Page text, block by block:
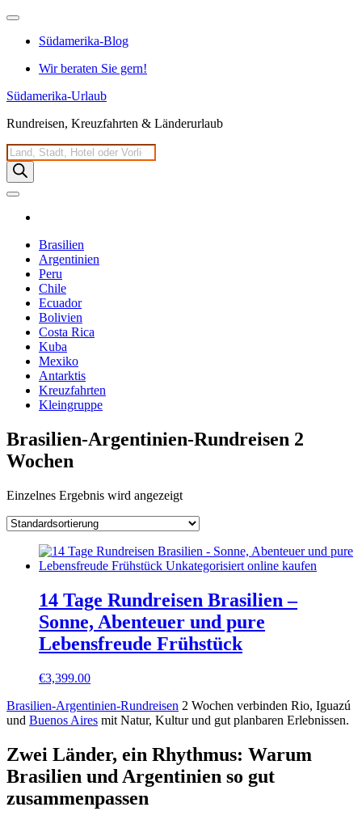
Zum
springenSüdamerika-Blog
Wir beraten Sie gern!
Südamerika-Urlaub
Rundreisen, Kreuzfahrten & Länderurlaub
Products
search
Brasilien
Argentinien
Peru
Chile
Ecuador
Bolivien
Costa Rica
Kuba
Mexiko
Antarktis
Kreuzfahrten
Kleingruppe
Brasilien-Argentinien-Rundreisen 2
Wochen
Einzelnes Ergebnis wird angezeigt
14 Tage Rundreisen Brasilien –
Sonne, Abenteuer und pure
Lebensfreude Frühstück
€3,399.00
Brasilien-Argentinien-Rundreisen 2 Wochen verbinden Rio, Iguazú
und Buenos Aires mit Natur, Kultur und gut planbaren Erlebnissen.
Zwei Länder, ein Rhythmus: Warum
Brasilien und Argentinien so gut
zusammenpassen